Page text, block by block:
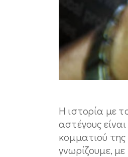
Η ιστορία με
αστέγους
κομματιού της
γνωρίζουμε, με